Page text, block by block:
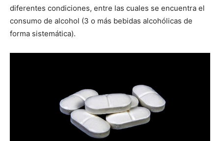
diferentes condiciones, entre las cuales se encuentra el
consumo de alcohol (3 o más bebidas alcohólicas de
forma sistemática).